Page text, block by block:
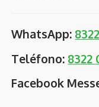
WhatsApp:
Teléfono: 8322
Facebook